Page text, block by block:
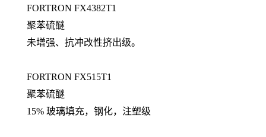
FORTRON FX4382T1
聚苯硫醚
未增强、抗冲改性挤出级。
FORTRON FX515T1
聚苯硫醚
15% 玻璃填充，钢化，注塑级